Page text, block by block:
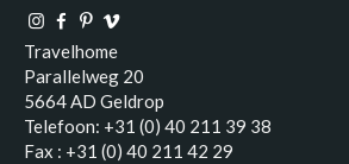
Travelhome
Parallelweg 20
5664 AD Geldrop
Telefoon: +31 (0) 40 211 39 38
Fax : +31 (0) 40 211 42 29